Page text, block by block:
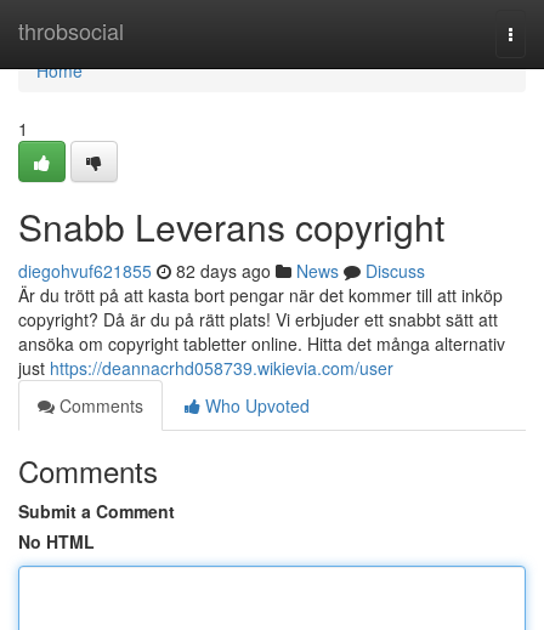
throbsocial
Home
Home
1
Snabb Leverans copyright
diegohvuf621855 82 days ago News
Discuss
Är du trött på att kasta bort pengar när det kommer till att inköp
copyright? Då är du på rätt plats! Vi erbjuder ett snabbt sätt att
ansöka om copyright tabletter online. Hitta det många alternativ
just https://deannacrhd058739.wikievia.com/user
Comments
Who Upvoted
Comments
Submit a Comment
No HTML